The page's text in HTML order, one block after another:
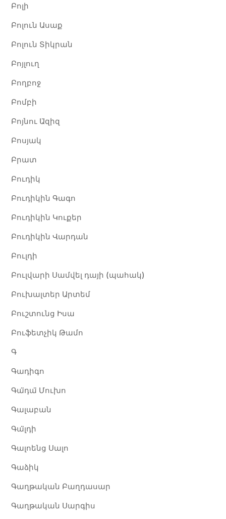
Բոլի
Բոլուն Ասաք
Բոլուն Տիկրան
Բոյլուղ
Բողբոջ
Բոմբի
Բոյնու Ա̈զիզ
Բոսյակ
Բրատ
Բուդիկ
Բուդիկին Գագո
Բուդիկին Կուքեր
Բուդիկին Վարդան
Բուլդի
Բուլվարի Սամվել դայի (պահակ)
Բուխալտեր Արտեմ
Բուշտունց Իսա
Բուֆետչիկ Թամո
Գ
Գադիգո
Գա̈դա̈ Մուխո
Գալաբան
Գա̈լդի
Գալոենց Սալո
Գաձիկ
Գաղթական Բաղդասար
Գաղթական Սարգիս